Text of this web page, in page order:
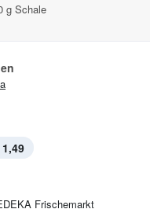
g Schale
Frischemarkt